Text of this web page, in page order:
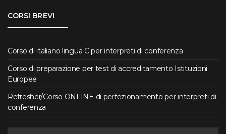
CORSI BREVI
Corso di italiano lingua C per interpreti di conferenza
Corso di preparazione per test di accreditamento Istituzioni
Europee
Refresher/Corso ONLINE di perfezionamento per interpreti di
conferenza